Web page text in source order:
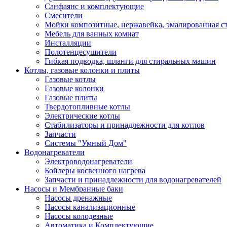
Санфаянс и комплектующие
Смесители
Мойки композитные, нержавейка, эмалированная
Мебель для ванных комнат
Инсталляции
Полотенцесушители
Гибкая подводка, шланги для стиральных машин
Котлы, газовые колонки и плиты
Газовые котлы
Газовые колонки
Газовые плиты
Твердотопливные котлы
Электрические котлы
Стабилизаторы и принадлежности для котлов
Запчасти
Системы "Умный Дом"
Водонагреватели
Электроводонагреватели
Бойлеры косвенного нагрева
Запчасти и принадлежности для водонагревателей
Насосы и Мембранные баки
Насосы дренажные
Насосы канализационные
Насосы колодезные
Автоматика и Комплектующие